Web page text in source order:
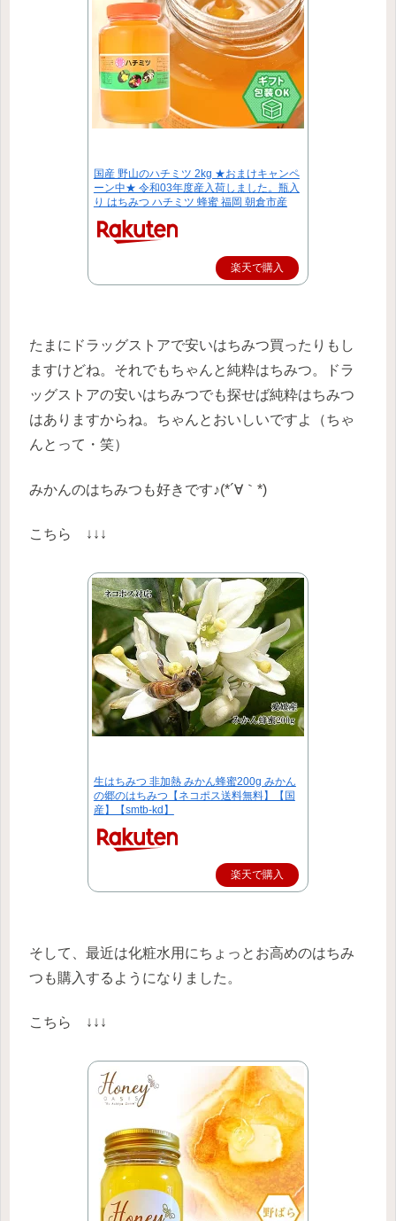
国産 野山のハチミツ 2kg ★おまけキャンペ
ーン中★ 令和03年度産入荷しました。瓶入
り はちみつ ハチミツ 蜂蜜 福岡 朝倉市産
楽天で購入
たまにドラッグストアで安いはちみつ買ったりもし
ますけどね。それでもちゃんと純粋はちみつ。ドラ
ッグストアの安いはちみつでも探せば純粋はちみつ
はありますからね。ちゃんとおいしいですよ（ちゃ
んとって・笑）
みかんのはちみつも好きです♪(*´∀｀*)
こちら ↓↓↓
生はちみつ 非加熱 みかん蜂蜜200g みかん
の郷のはちみつ【ネコポス送料無料】【国
産】【smtb-kd】
楽天で購入
そして、最近は化粧水用にちょっとお高めのはちみ
つも購入するようになりました。
こちら ↓↓↓